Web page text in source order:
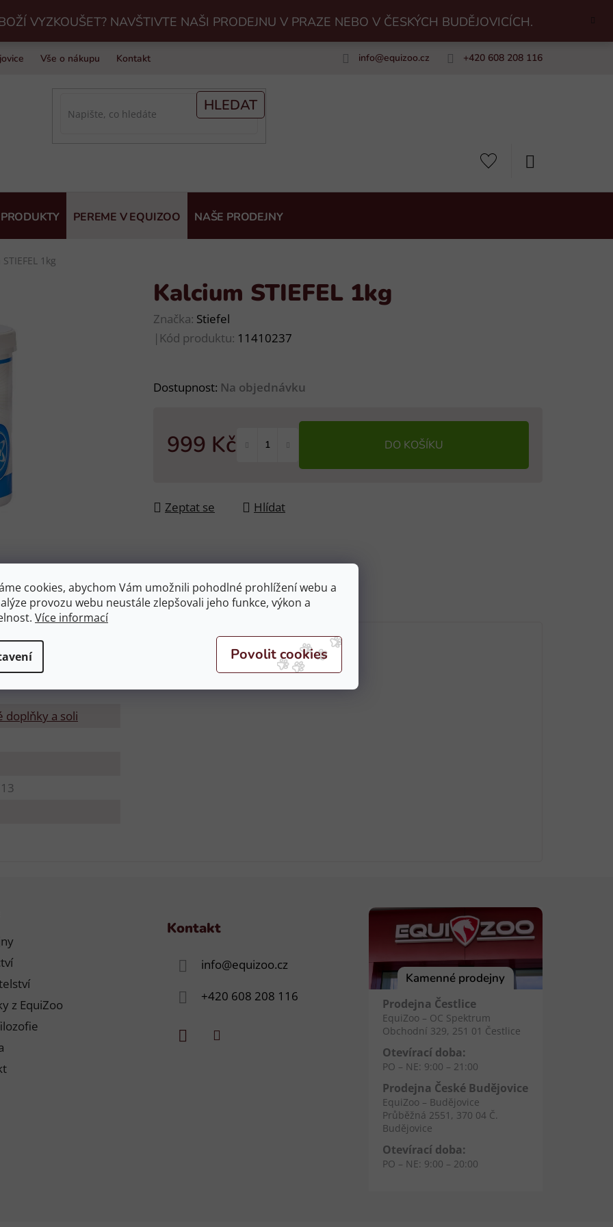
cookies, abychom Vám umožnili pohodlné prohlížení webu a
provozu webu neustále zlepšovali jeho funkce, výkon a
Více informací
VYZKOUŠET? NAVŠTIVTE NAŠI PRODEJNU V PRAZE NEBO V ČESKÝCH BUDĚJOVICÍCH.
Vše o nákupu Kontakt info@equizoo.cz +420 608 208 116
HLEDAT
PEREME V EQUIZOO NAŠE PRODEJNY
1kg
Kalcium STIEFEL 1kg
Značka: Stiefel
| Kód produktu: 11410237
Dostupnost: Na objednávku
999 Kč DO KOŠÍKU
Zeptat se Hlídat
doplňky a soli
z EquiZoo
Kontakt
info@equizoo.cz
+420 608 208 116
Kamenné prodejny
Prodejna Čestlice
EquiZoo – OC Spektrum
Obchodní 329, 251 01 Čestlice
Otevírací doba:
PO – NE: 9:00 – 21:00
Prodejna České Budějovice
EquiZoo – Budějovice
Průběžná 2551, 370 04 Č.
Budějovice
Otevírací doba:
PO – NE: 9:00 – 20:00